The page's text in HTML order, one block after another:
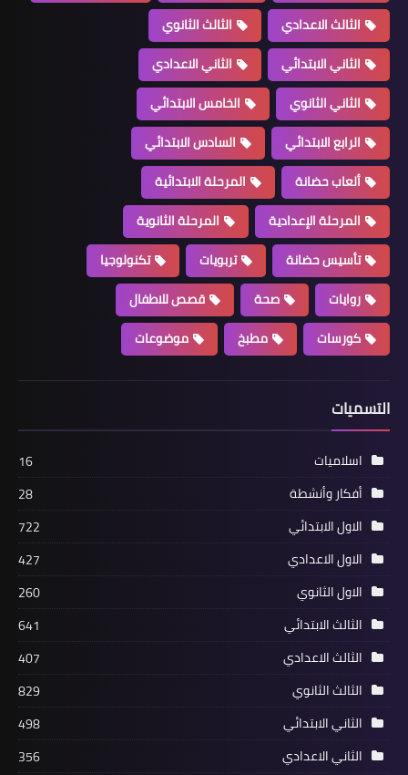
الثالث الاعدادي
الثالث الثانوي
الثاني الابتدائي
الثاني الاعدادي
الثاني الثانوي
الخامس الابتدائي
الرابع الابتدائي
السادس الابتدائي
ألعاب حضانة
المرحلة الابتدائية
المرحلة الإعدادية
المرحلة الثانوية
تأسيس حضانة
تربويات
تكنولوجيا
روايات
صحة
قصص للاطفال
كورسات
مطبخ موضوعات
التسميات
اسلاميات
16
أفكار وأنشطة
28
الاول الابتدائي
722
الاول الاعدادي
427
الاول الثانوي
260
الثالث الابتدائي
641
الثالث الاعدادي
407
الثالث الثانوي
829
الثاني الابتدائي
498
الثاني الاعدادي
356